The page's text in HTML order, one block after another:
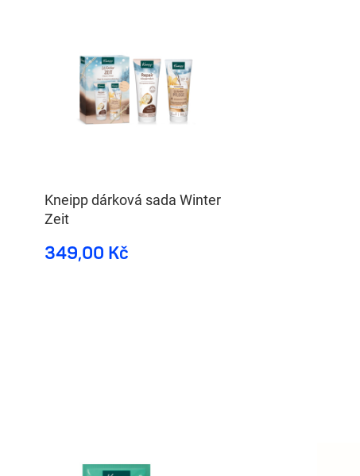
Kneipp dárková sada Winter
Zeit
349,00 Kč